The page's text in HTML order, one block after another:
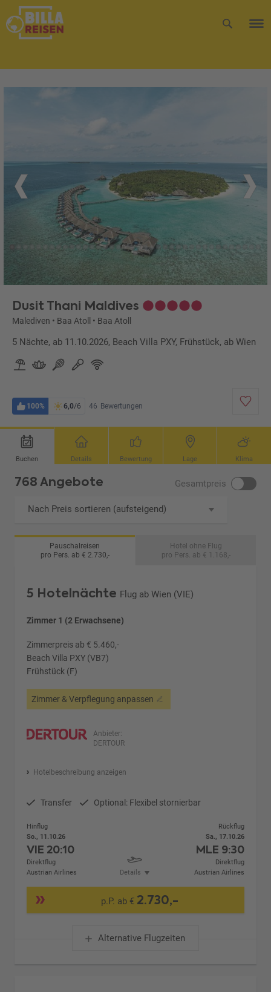
Dusit Thani Maldives
Malediven • Baa Atoll • Baa Atoll
5 Nächte, ab 11.10.2026, Beach Villa PXY, Frühstück, ab Wien
100% 6,0/6 46 Bewertungen
Buchen Details Bewertung Lage Klima
768 Angebote Gesamtpreis
Nach Preis sortieren (aufsteigend)
Pauschalreisen
pro Pers. ab € 2.730,-
Hotel ohne Flug
pro Pers. ab € 1.168,-
5 Hotelnächte Flug ab Wien (VIE)
Zimmer 1 (2 Erwachsene)
Zimmerpreis ab € 5.460,-
Beach Villa PXY (VB7)
Frühstück (F)
Zimmer & Verpflegung anpassen
Anbieter:
DERTOUR
Hotelbeschreibung anzeigen
Transfer Optional: Flexibel stornierbar
Hinflug
So., 11.10.26
VIE 20:10
Direktflug
Austrian Airlines
Details
Rückflug
Sa., 17.10.26
MLE 9:30
Direktflug
Austrian Airlines
p.P. ab € 2.730,-
Alternative Flugzeiten